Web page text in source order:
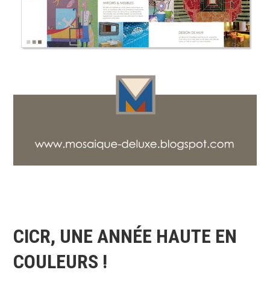
CICR, UNE ANNÉE HAUTE EN
COULEURS !